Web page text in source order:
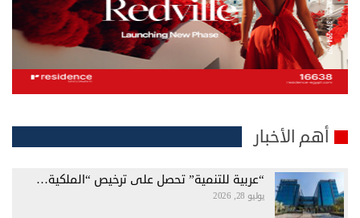
أهم الأخبار
“عربية للتنمية” تحصل على ترخيص “الملكية…
يوليو 28, 2026